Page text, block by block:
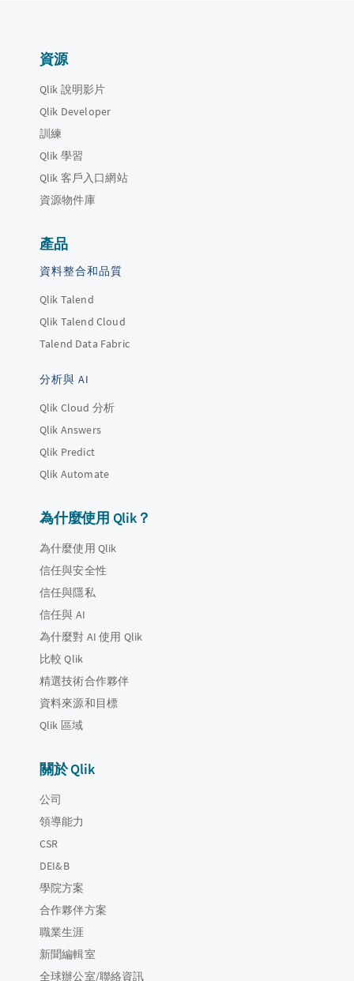
資源
Qlik 說明影片
Qlik Developer
訓練
Qlik 學習
Qlik 客戶入口網站
資源物件庫
產品
資料整合和品質
Qlik Talend
Qlik Talend Cloud
Talend Data Fabric
分析與 AI
Qlik Cloud 分析
Qlik Answers
Qlik Predict
Qlik Automate
為什麼使用 Qlik？
為什麼使用 Qlik
信任與安全性
信任與隱私
信任與 AI
為什麼對 AI 使用 Qlik
比較 Qlik
精選技術合作夥伴
資料來源和目標
Qlik 區域
關於 Qlik
公司
領導能力
CSR
DEI&B
學院方案
合作夥伴方案
職業生涯
新聞編輯室
全球辦公室/聯絡資訊